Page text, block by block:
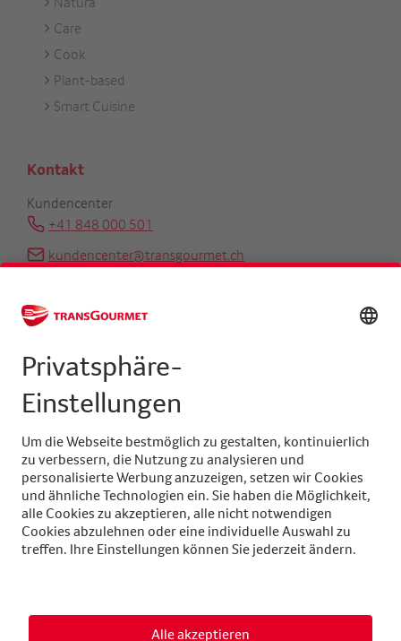
Care
Cook
Plant-based
Smart Cuisine
Kontakt
Kundencenter
+41 848 000 501
kundencenter@transgourmet.ch
+41 31 858 48 48
info@transgourmet.ch
Select
language
Folgen Sie uns auf
Datenschutz